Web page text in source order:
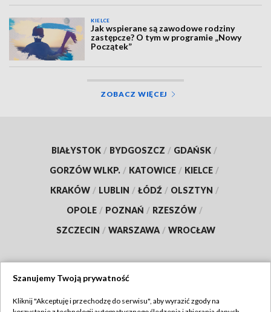
KIELCE
Jak wspierane są zawodowe rodziny
zastępcze? O tym w programie „Nowy
Początek”
ZOBACZ WIĘCEJ
BIAŁYSTOK / BYDGOSZCZ / GDAŃSK /
GORZÓW WLKP. / KATOWICE / KIELCE /
KRAKÓW / LUBLIN / ŁÓDŹ / OLSZTYN /
OPOLE / POZNAŃ / RZESZÓW /
SZCZECIN / WARSZAWA / WROCŁAW
Szanujemy Twoją prywatność
Kliknij "Akceptuję i przechodzę do serwisu", aby wyrazić zgody na